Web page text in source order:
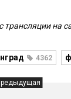
на
4362